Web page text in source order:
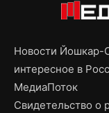
Новости
интересное в
МедиаПоток
Свидетельство о